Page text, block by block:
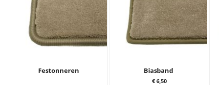
Festonneren Biasband
€ 6,50